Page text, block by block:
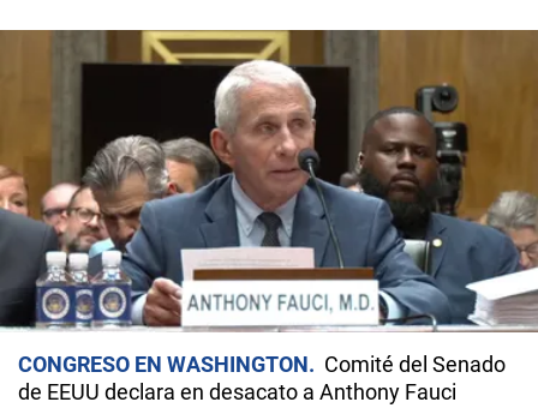
CONGRESO EN WASHINGTON
Comité del Senado
de EEUU declara en desacato a Anthony Fauci